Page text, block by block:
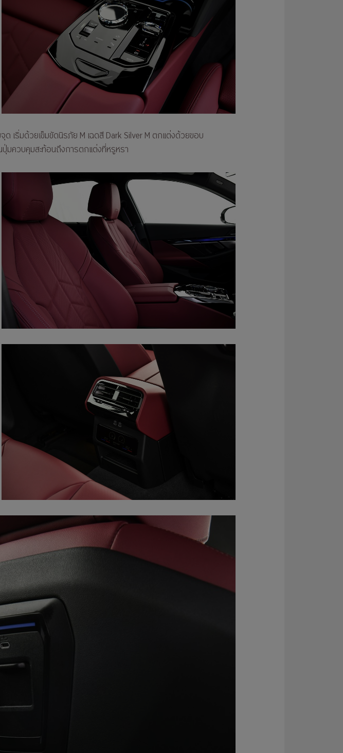
ด เริ่มด้วยเข็มขัดนิรภัย M เฉดสี Dark Silver M ตกแต่งด้วยขอบ
มควบคุมสะท้อนถึงการตกแต่งที่หรูหรา